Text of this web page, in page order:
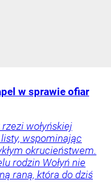
w sprawie ofiar
wołyńskiej
wspominając
okrucieństwem.
rodzin Wołyń nie
raną, która do dziś